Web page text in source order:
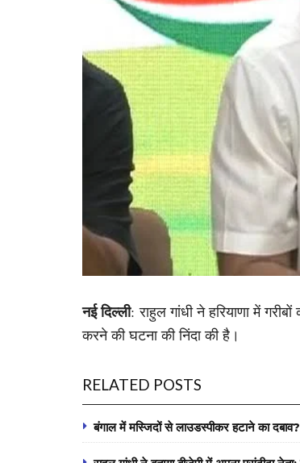
नई दिल्ली: राहुल गांधी ने हरियाणा में
करने की घटना की निंदा की है।
RELATED POSTS
बंगाल में मस्जिदों से लाउडस्पीकर हटाने का